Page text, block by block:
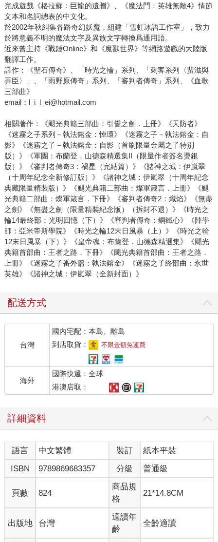
完成遊戲《格拉蘇：巨龍的遺贈》、《魔法門：英雄無敵4》情節
文本和名詞總表的中文化。
於2002年秋糾集各路奇幻妖魔，組建「雪虹冰語工作室」，致力
於將意義不明的魔法文字及異族文字轉換爲通用語。
近來曾主持《戰錘Online》和《魔獸世界》等網路遊戲的大陸版
翻譯工作。
譯作：《聖石傳奇》、「時光之輪」系列、「刺客系列〈蜚滋與
弄臣〉」、「雨野原傳奇」系列、「審判者傳奇」系列、《血歌
三部曲》
email：l_i_l_ei@hotmail.com
相關著作：《颶光典籍三部曲：引誓之劍．上冊》《天防者》
《迷霧之子系列－執法鎔金：悼環》《迷霧之子－執法鎔金：自
影》《迷霧之子－執法鎔金：自影（首刷限量金屬之子特別
版）》《軍團：布蘭登．山德森精選集II（限量作者簽名燙銀
版）》《審判者傳奇3：禍星（完結篇）》《諸神之城：伊嵐翠
（十周年紀念全新修訂版）》《諸神之城：伊嵐翠（十周年紀念
典藏限量精裝版）》《颶光典籍二部曲：燦軍箴言．上冊》《颶
光典籍二部曲：燦軍箴言．下冊》《審判者傳奇2：熾焰》《無盡
之劍》《無盡之劍（限量精裝紀念版）（拆封不退）》《時光之
輪14最終部：光明回憶（下）》《審判者傳奇：鋼鐵心》《陣學
師：亞米帝斯學院》《時光之輪12末日風暴（上）》《時光之輪
12末日風暴（下）》《皇帝魂：布蘭登．山德森精選集》《颶光
典籍首部曲：王者之路．下冊》《颶光典籍首部曲：王者之路．
上冊》《迷霧之子番外篇：執法鎔金》《迷霧之子終部曲：永世
英雄》《諸神之城：伊嵐翠（全新封面）》
配送方式
台灣
國內宅配：本島、離島
到店取貨：
不限金額免運費
海外
國際快遞：全球
港澳店取：
詳細資料
語言 中文繁體 裝訂
紙本平裝
ISBN
9789869683357 分級 普通級
頁數 824
商品規
格
21*14.8CM
出版地 台灣
適讀年
齡
全齡適讀